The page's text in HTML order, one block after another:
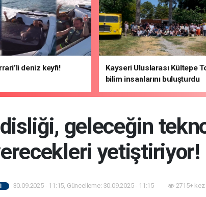
deniz keyfi!
Kayseri Uluslarası Kültepe
bilim insanlarını buluşturdu
geleceğin
yetiştiriyor!
30.09.2025 - 11:15, Güncelleme: 30.09.2025 - 11:15 2715+ kez